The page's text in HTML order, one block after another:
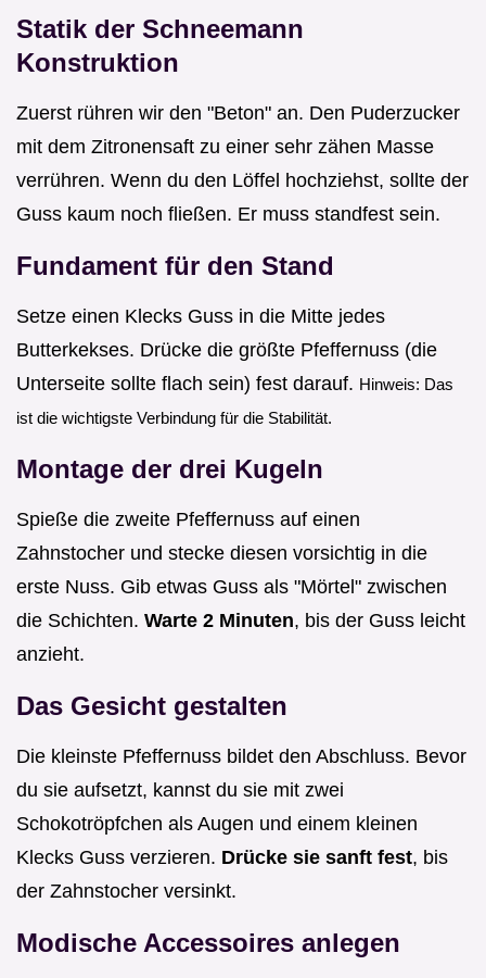
Statik der Schneemann
Konstruktion
Zuerst rühren wir den "Beton" an. Den Puderzucker
mit dem Zitronensaft zu einer sehr zähen Masse
verrühren. Wenn du den Löffel hochziehst, sollte der
Guss kaum noch fließen. Er muss standfest sein.
Fundament für den Stand
Setze einen Klecks Guss in die Mitte jedes
Butterkekses. Drücke die größte Pfeffernuss (die
Unterseite sollte flach sein) fest darauf. Hinweis: Das
ist die wichtigste Verbindung für die Stabilität.
Montage der drei Kugeln
Spieße die zweite Pfeffernuss auf einen
Zahnstocher und stecke diesen vorsichtig in die
erste Nuss. Gib etwas Guss als "Mörtel" zwischen
die Schichten. Warte 2 Minuten, bis der Guss leicht
anzieht.
Das Gesicht gestalten
Die kleinste Pfeffernuss bildet den Abschluss. Bevor
du sie aufsetzt, kannst du sie mit zwei
Schokotröpfchen als Augen und einem kleinen
Klecks Guss verzieren. Drücke sie sanft fest, bis
der Zahnstocher versinkt.
Modische Accessoires anlegen